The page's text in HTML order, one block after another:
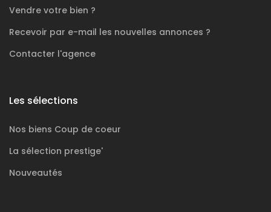
Vendre votre bien ?
Recevoir par e-mail les nouvelles annonces ?
Contacter l'agence
Les sélections
Nos biens Coup de coeur
La sélection prestige'
Nouveautés